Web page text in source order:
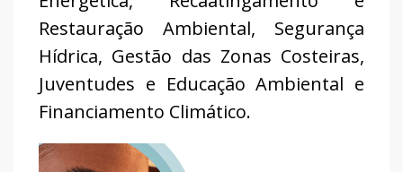
Restauração Ambiental, Segurança
Hídrica, Gestão das Zonas Costeiras,
Juventudes e Educação Ambiental e
Financiamento Climático.